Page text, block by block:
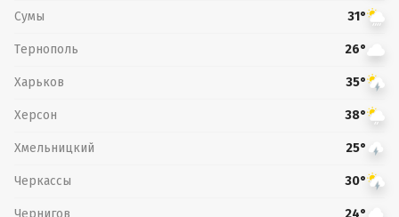
Сумы 31°
Тернополь 26°
Харьков 35°
Херсон 38°
Хмельницкий 25°
Черкассы 30°
Чернигов 24°